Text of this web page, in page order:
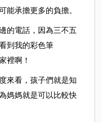
能承擔更多的負擔。
的電話，因為三不五
到我的彩色筆
裡啊！
來看，孩子們就是知
媽媽就是可以比較快